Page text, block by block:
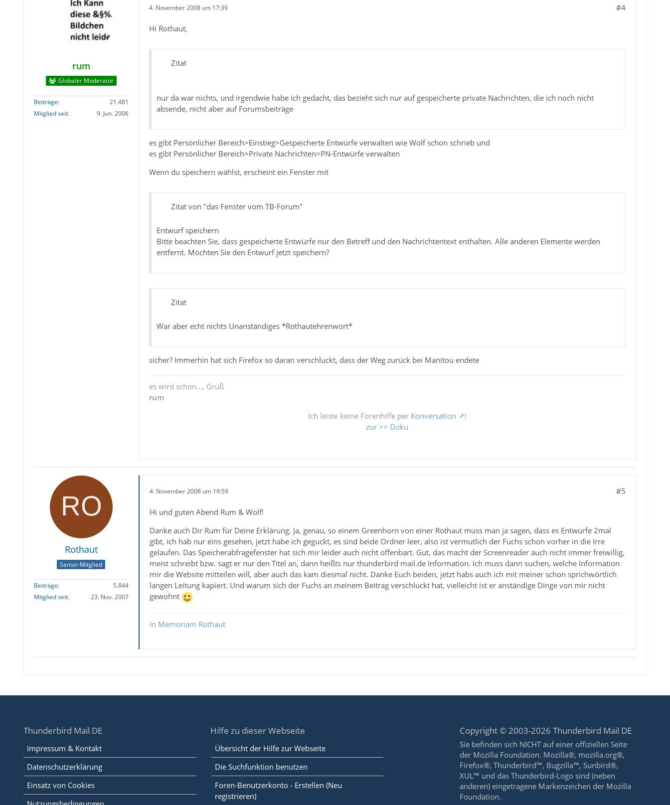
rum
Globaler Moderator
Beiträge
21.481
Mitglied seit
9. Jun. 2006
4. November 2008 um 17:39 #4
Hi Rothaut,
Zitat
nur da war nichts, und irgendwie habe ich gedacht, das bezieht sich nur auf gespeicherte private Nachrichten, die ich noch nicht
absende, nicht aber auf Forumsbeiträge
es gibt Persönlicher Bereich>Einstieg>Gespeicherte Entwürfe verwalten wie Wolf schon schrieb und
es gibt Persönlicher Bereich>Private Nachrichten>PN-Entwürfe verwalten
Wenn du speichern wählst, erscheint ein Fenster mit
Zitat von "das Fenster vom TB-Forum"
Entwurf speichern
Bitte beachten Sie, dass gespeicherte Entwürfe nur den Betreff und den Nachrichtentext enthalten. Alle anderen Elemente werden
entfernt. Möchten Sie den Entwurf jetzt speichern?
Zitat
War aber echt nichts Unanständiges *Rothautehrenwort*
sicher? Immerhin hat sich Firefox so daran verschluckt, dass der Weg zurück bei Manitou endete
es wird schon..., Gruß
rum
Ich leiste keine Forenhilfe per Konversation
!
zur >> Doku
Rothaut
Senior-Mitglied
Beiträge
5.844
Mitglied seit
23. Nov. 2007
4. November 2008 um 19:59 #5
Hi und guten Abend Rum & Wolf!
Danke auch Dir Rum für Deine Erklärung. Ja, genau, so einem Greenhorn von einer Rothaut muss man ja sagen, dass es Entwürfe 2mal
gibt, ich hab nur eins gesehen, jetzt habe ich geguckt, es sind beide Ordner leer, also ist vermutlich der Fuchs schon vorher in die Irre
gelaufen. Das Speicherabfragefenster hat sich mir leider auch nicht offenbart. Gut, das macht der Screenreader auch nicht immer freiwillig,
meist schreibt bzw. sagt er nur den Titel an, dann heißts nur thunderbird mail.de Information. Ich muss dann suchen, welche Information
mir die Website mitteilen will, aber auch das kam diesmal nicht. Danke Euch beiden, jetzt habs auch ich mit meiner schon sprichwörtlich
langen Leitung kapiert. Und warum sich der Fuchs an meinem Beitrag verschluckt hat, vielleicht ist er anständige Dinge von mir nicht
gewohnt
In Memoriam Rothaut
Thunderbird Mail DE
Impressum & Kontakt
Datenschutzerklärung
Einsatz von Cookies
Hilfe zu dieser Webseite
Übersicht der Hilfe zur Webseite
Die Suchfunktion benutzen
Foren-Benutzerkonto - Erstellen (Neu
registrieren)
Copyright © 2003-2026 Thunderbird Mail DE
Sie befinden sich NICHT auf einer offiziellen Seite
der Mozilla Foundation. Mozilla®, mozilla.org®,
Firefox®, Thunderbird™, Bugzilla™, Sunbird®,
XUL™ und das Thunderbird-Logo sind (neben
anderen) eingetragene Markenzeichen der Mozilla
Foundation.